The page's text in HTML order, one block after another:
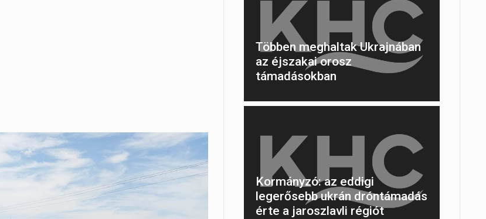
Többen meghaltak Ukrajnában
az éjszakai orosz
támadásokban
Kormányzó: az eddigi
legerősebb ukrán dróntámadás
érte a jaroszlavli régiót